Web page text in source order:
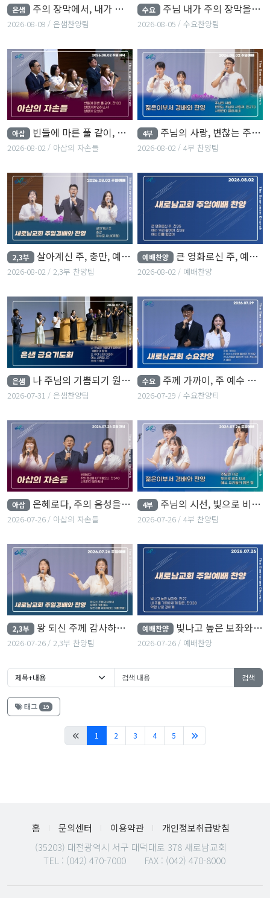
은샘 주의 장막에서, 내가 주인 삼은, s찮는 주님의 사랑과...
2026-08-09 은샘찬양팀
수요 주님 내가 주의 장막을 사모합니다,복음 들고 산을...
2026-08-05 수요찬양팀
아삽 빈들에 마른 풀 같이, 성령이여 임하소서, 성령이 오셨네
2026-08-02 아삽의 자손들
4부 주님의 사랑, 변찮는 주님의 사랑과, 사랑한다 말하시네
2026-08-02 4부 찬양팀
2,3부 살아계신 주, 충만, 예수로 사네(후렴)
2026-08-02 2,3부 찬양팀
예배찬양 큰 영화로신 주, 예수 우리 왕이여, 예수 피를 힘입어
2026-08-02 예배찬양
은샘 나 주님의 기쁨되기 원하네, 기뻐하며 왕께...
2026-07-31 은샘찬양팀
수요 주께 가까이, 주 예수 내 맘에 들어와, 주의 친절한 팔에 안기세...
2026-07-29 수요찬양티
아삽 은혜로다, 주의 음성을 내가 들으니, 사랑한다 말하시네
2026-07-26 아삽의 자손들
4부 주님의 시선, 빛으로 비추시네, 예수 우리들의 밝은 빛
2026-07-26 4부 찬양팀
2,3부 왕 되신 주께 감사하세, 능력의 이름 예수, 모든 이름 위에 뛰어난 이름
2026-07-26 2,3부 찬양팀
예배찬양 빛나고 높은 보좌와, 내 주를 가까이하게 함은, 약한 나로 강하게
2026-07-26 예배찬양
검색
태그 19
1 (current)
2 3 4 5
홈 문의센터 이용약관
개인정보취급방침
(35203) 대전광역시 서구 대덕대로 378 새로남교회
TEL : (042) 470-7000 FAX : (042) 470-8000